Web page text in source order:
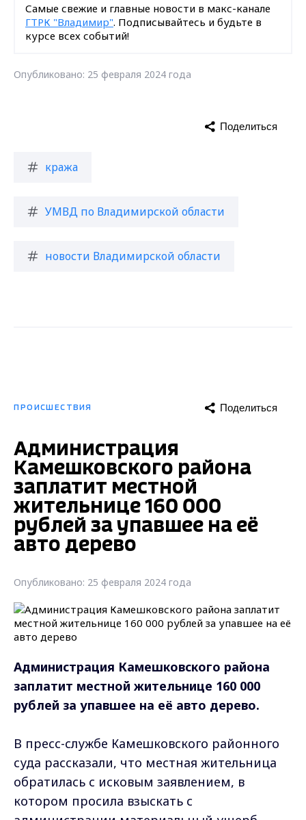
Самые свежие и главные новости в макс-канале
ГТРК "Владимир". Подписывайтесь и будьте в
курсе всех событий!
Опубликовано: 25 февраля 2024 года
кража
УМВД по Владимирской области
новости Владимирской области
Поделиться
ПРОИСШЕСТВИЯ Поделиться
Администрация
Камешковского района
заплатит местной
жительнице 160 000
рублей за упавшее на её
авто дерево
Опубликовано: 25 февраля 2024 года
Администрация Камешковского района
заплатит местной жительнице 160 000
рублей за упавшее на её авто дерево.
В пресс-службе Камешковского районного
суда рассказали, что местная жительница
обратилась с исковым заявлением, в
котором просила взыскать с